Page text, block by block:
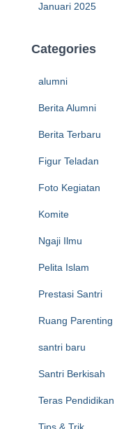
Januari 2025
Categories
alumni
Berita Alumni
Berita Terbaru
Figur Teladan
Foto Kegiatan
Komite
Ngaji Ilmu
Pelita Islam
Prestasi Santri
Ruang Parenting
santri baru
Santri Berkisah
Teras Pendidikan